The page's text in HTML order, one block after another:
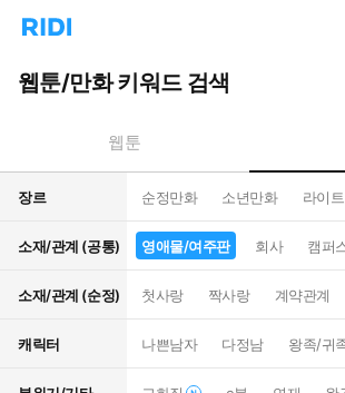
리
홈
으
턴
트
웹툰/만화 키워드 검색
웹툰
장르 순정만화 소년만화 라이
소재/관계 (공통) 영애물/여주판 회사 캠퍼
소재/관계 (순정) 첫사랑 짝사랑 계약관계
캐릭터 나쁜남자 다정남 왕족/귀